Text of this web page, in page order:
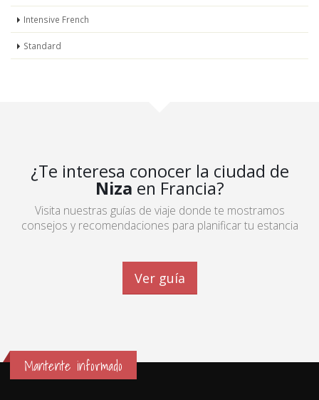
Intensive French
Standard
¿Te interesa conocer la ciudad de
Niza en Francia?
Visita nuestras guías de viaje donde te mostramos
consejos y recomendaciones para planificar tu estancia
Ver guía
Mantente informado